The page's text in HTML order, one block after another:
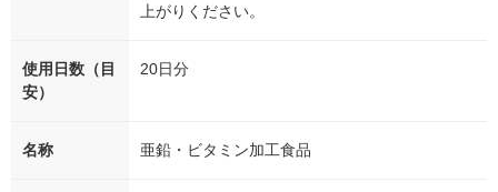
上がりください。
使用日数（目
安）
20日分
名称 亜鉛・ビタミン加工食品